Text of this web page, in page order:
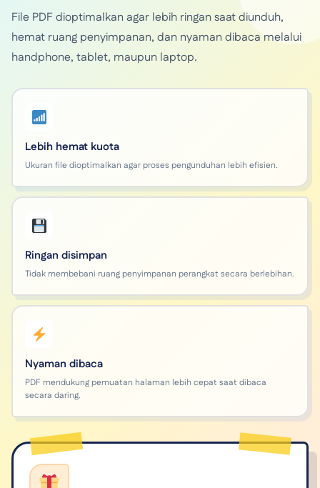
File PDF dioptimalkan agar lebih ringan saat diunduh,
hemat ruang penyimpanan, dan nyaman dibaca melalui
handphone, tablet, maupun laptop.
Lebih hemat kuota
Ukuran file dioptimalkan agar proses pengunduhan lebih efisien.
Ringan disimpan
Tidak membebani ruang penyimpanan perangkat secara berlebihan.
Nyaman dibaca
PDF mendukung pemuatan halaman lebih cepat saat dibaca
secara daring.